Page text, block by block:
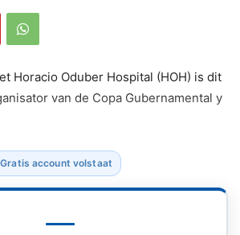
Horacio Oduber Hospital (HOH) is dit
van de Copa Gubernamental y
Gratis account volstaat